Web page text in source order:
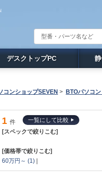
デスクトップPC
コンショップSEVEN > BTOパソコ
1 件
一覧にして比較
[スペックで絞りこむ]
[価格帯で絞りこむ]
60万円～ (1) |